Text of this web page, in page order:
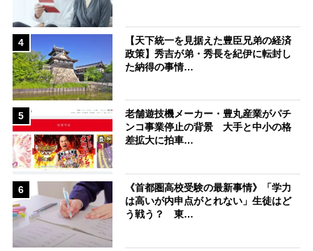
4
【天下統一を見据えた豊臣兄弟の経済
政策】秀吉が弟・秀長を紀伊に転封し
た納得の事情…
5
老舗遊技機メーカー・豊丸産業がパチ
ンコ事業停止の背景 大手と中小の格
差拡大に拍車…
6
《首都圏高校受験の最新事情》「学力
は高いが内申点がとれない」生徒はど
う戦う？ 東…